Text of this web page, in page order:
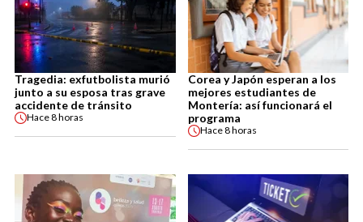
Tragedia: exfutbolista murió
junto a su esposa tras grave
accidente de tránsito
Hace8 horas
Corea y Japón esperan a los
mejores estudiantes de
Montería: así funcionará el
programa
Hace8 horas